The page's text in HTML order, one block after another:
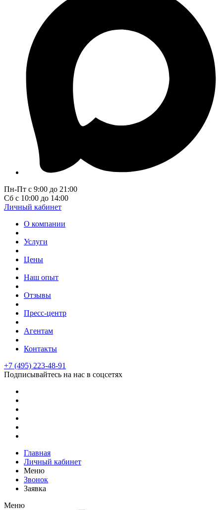
Пн-Пт с 9:00 до 21:00
Сб с 10:00 до 14:00
Личный кабинет
О компании
Услуги
Цены
Наш опыт
Отзывы
Пресс-центр
Агентам
Контакты
+7 (495) 223-48-91
Подписывайтесь на нас в соцсетях
Главная
Личный кабинет
Меню
Звонок
Заявка
Меню